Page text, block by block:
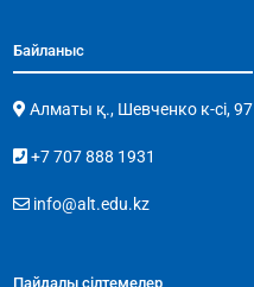
Байланыс
Алматы қ., Шевченко к-сі, 97
+7 707 888 1931
info@alt.edu.kz
Пайдалы сілтемелер